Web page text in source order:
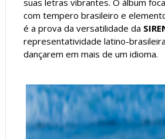
com tempero brasileiro e
é a prova da versatilidade da
representatividade latino-
dançarem em mais de um idioma.